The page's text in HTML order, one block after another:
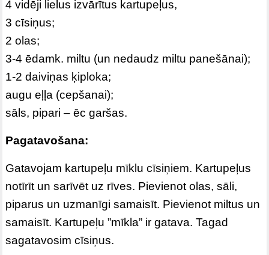
4 vidēji lielus izvārītus kartupeļus,
3 cīsiņus;
2 olas;
3-4 ēdamk. miltu (un nedaudz miltu panešānai);
1-2 daiviņas ķiploka;
augu eļļa (cepšanai);
sāls, pipari – ēc garšas.
Pagatavošana:
Gatavojam kartupeļu mīklu cīsiņiem. Kartupeļus
notīrīt un sarīvēt uz rīves. Pievienot olas, sāli,
piparus un uzmanīgi samaisīt. Pievienot miltus un
samaisīt. Kartupeļu ”mīkla” ir gatava. Tagad
sagatavosim cīsiņus.